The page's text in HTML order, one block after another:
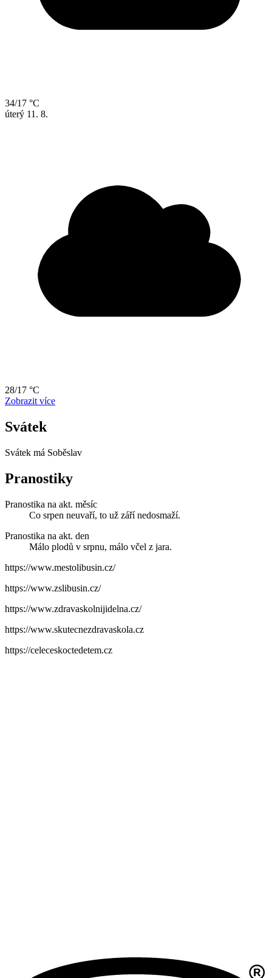
34/17 °C
úterý 11. 8.
28/17 °C
Zobrazit více
Svátek
Svátek má Soběslav
Pranostiky
Pranostika na akt. měsíc
Co srpen neuvaří, to už září nedosmaží.
Pranostika na akt. den
Málo plodů v srpnu, málo včel z jara.
https://www.mestolibusin.cz/
https://www.zslibusin.cz/
https://www.zdravaskolnijidelna.cz/
https://www.skutecnezdravaskola.cz
https://celeceskoctedetem.cz